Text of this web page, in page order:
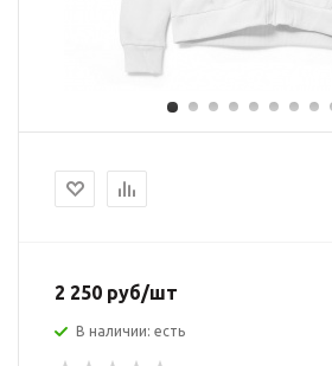
2 250 руб/шт
В наличии: есть